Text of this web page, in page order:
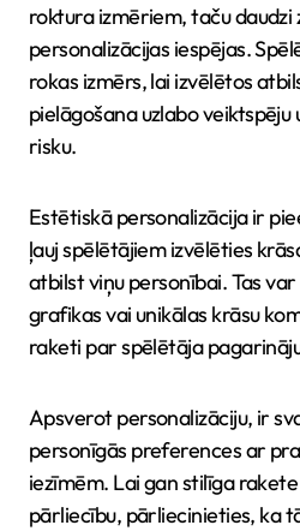
roktura izmēriem, taču daudzi
personalizācijas iespējas.
rokas izmērs, lai izvēlētos
pielāgošana uzlabo
risku.
Estētiskā personalizācija ir
ļauj spēlētājiem izvēlēties
atbilst viņu personībai. Tas
grafikas vai unikālas krāsu
raketi par spēlētāja
Apsverot personalizāciju, ir
personīgās preferences ar
iezīmēm. Lai gan stilīga
pārliecību, pārliecinieties, ka